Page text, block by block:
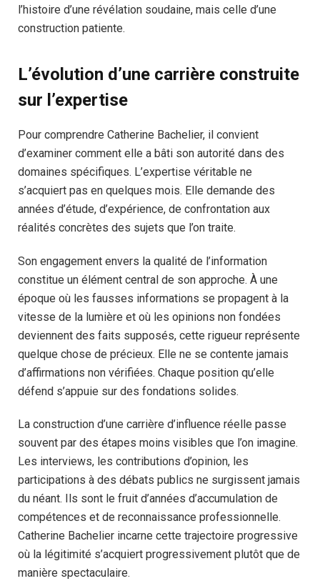
l’histoire d’une révélation soudaine, mais celle d’une
construction patiente.
L’évolution d’une carrière construite
sur l’expertise
Pour comprendre Catherine Bachelier, il convient
d’examiner comment elle a bâti son autorité dans des
domaines spécifiques. L’expertise véritable ne
s’acquiert pas en quelques mois. Elle demande des
années d’étude, d’expérience, de confrontation aux
réalités concrètes des sujets que l’on traite.
Son engagement envers la qualité de l’information
constitue un élément central de son approche. À une
époque où les fausses informations se propagent à la
vitesse de la lumière et où les opinions non fondées
deviennent des faits supposés, cette rigueur représente
quelque chose de précieux. Elle ne se contente jamais
d’affirmations non vérifiées. Chaque position qu’elle
défend s’appuie sur des fondations solides.
La construction d’une carrière d’influence réelle passe
souvent par des étapes moins visibles que l’on imagine.
Les interviews, les contributions d’opinion, les
participations à des débats publics ne surgissent jamais
du néant. Ils sont le fruit d’années d’accumulation de
compétences et de reconnaissance professionnelle.
Catherine Bachelier incarne cette trajectoire progressive
où la légitimité s’acquiert progressivement plutôt que de
manière spectaculaire.